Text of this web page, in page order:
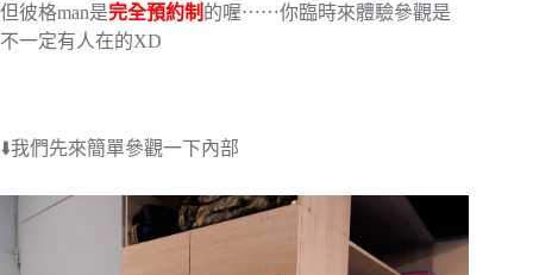
但彼格man是完全預約制 的喔⋯⋯你臨時來體驗參觀是
不一定有人在的XD
⬇️我們先來簡單參觀一下內部